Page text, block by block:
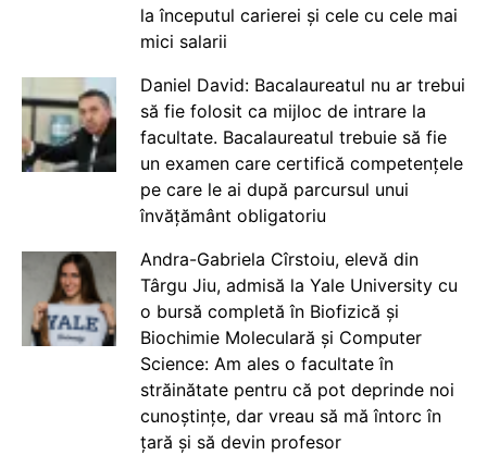
la începutul carierei și cele cu cele mai
mici salarii
Daniel David: Bacalaureatul nu ar trebui
să fie folosit ca mijloc de intrare la
facultate. Bacalaureatul trebuie să fie
un examen care certifică competențele
pe care le ai după parcursul unui
învățământ obligatoriu
Andra-Gabriela Cîrstoiu, elevă din
Târgu Jiu, admisă la Yale University cu
o bursă completă în Biofizică și
Biochimie Moleculară și Computer
Science: Am ales o facultate în
străinătate pentru că pot deprinde noi
cunoștințe, dar vreau să mă întorc în
țară și să devin profesor